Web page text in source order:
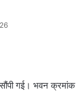
गई। भवन क्रमांक